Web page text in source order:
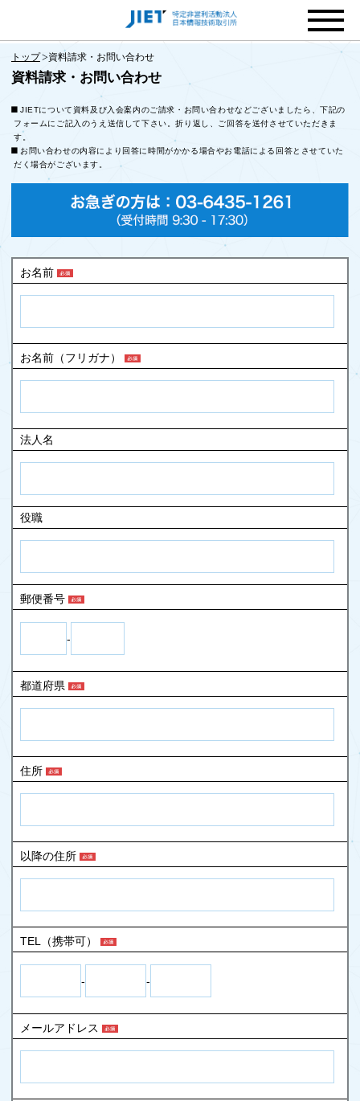
トップ 資料請求・お問い合わせ
資料請求・お問い合わせ
JIETについて資料及び入会案内のご請求・お問い合わせなどございましたら、下記の
フォームにご記入のうえ送信して下さい。折り返し、ご回答を送付させていただきま
す。
お問い合わせの内容により回答に時間がかかる場合やお電話による回答とさせていた
だく場合がございます。
お名前
お名前（フリガナ）
法人名
役職
郵便番号
-
都道府県
住所
以降の住所
TEL（携帯可）
- -
メールアドレス